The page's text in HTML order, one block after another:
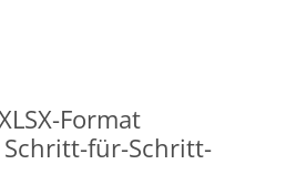
Format
für-Schritt-